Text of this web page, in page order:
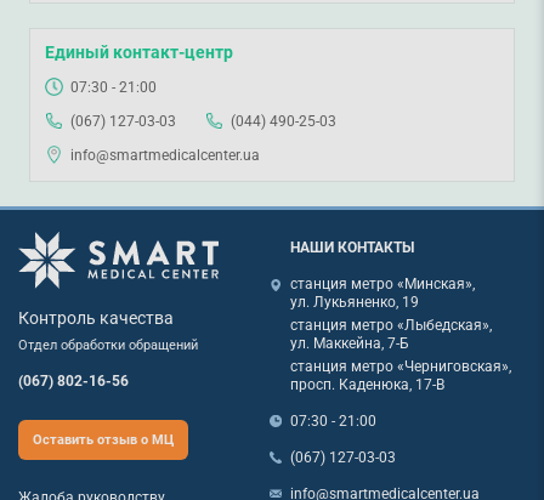
Единый контакт-центр
07:30 - 21:00
(067) 127-03-03
(044) 490-25-03
info@smartmedicalcenter.ua
Контроль качества
Отдел обработки обращений
(067) 802-16-56
Оставить отзыв о МЦ
НАШИ КОНТАКТЫ
станция метро «Минская»,
ул. Лукьяненко, 19
станция метро «Лыбедская»,
ул. Маккейна, 7-Б
станция метро «Черниговская»,
просп. Каденюка, 17-В
07:30 - 21:00
(067) 127-03-03
info@smartmedicalcenter.ua